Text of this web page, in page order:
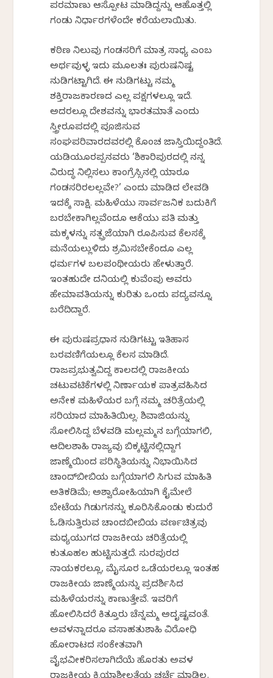
ಪರಮಾಣು ಆಸ್ಪೋಟ ಮಾಡಿದ್ದನ್ನು ಆಹೊತ್ತಲ್ಲಿ
ಗಂಡು ನಿರ್ಧಾರಗಳೆಂದೇ ಕರೆಯಲಾಯಿತು.
ಕಠಿಣ ನಿಲುವು ಗಂಡಸರಿಗೆ ಮಾತ್ರ ಸಾಧ್ಯ ಎಂಬ
ಅರ್ಥವುಳ್ಳ ಇದು ಮೂಲತಃ ಪುರುಷನಿಷ್ಟ
ನುಡಿಗಟ್ಟಾಗಿದೆ. ಈ ನುಡಿಗಟ್ಟು ನಮ್ಮ
ಶಕ್ತಿರಾಜಕಾರಣದ ಎಲ್ಲ ಪಕ್ಷಗಳಲ್ಲೂ ಇದೆ.
ಅದರಲ್ಲೂ ದೇಶವನ್ನು ಭಾರತಮಾತೆ ಎಂದು
ಸ್ತ್ರೀರೂಪದಲ್ಲಿ ಪೂಜಿಸುವ
ಸಂಘಪರಿವಾರದವರಲ್ಲಿ ಕೊಂಚ ಜಾಸ್ತಿಯಿದ್ದಂತಿದೆ.
ಯಡಿಯೂರಪ್ಪನವರು ‘ಶಿಕಾರಿಪುರದಲ್ಲಿ ನನ್ನ
ವಿರುದ್ಧ ನಿಲ್ಲಿಸಲು ಕಾಂಗ್ರೆಸ್ಸಿನಲ್ಲಿ ಯಾರೂ
ಗಂಡಸರಿರಲಲ್ಲವೇ?’ ಎಂದು ಮಾಡಿದ ಲೇವಡಿ
ಇದಕ್ಕೆ ಸಾಕ್ಷಿ. ಮಹಿಳೆಯು ಸಾರ್ವಜನಿಕ ಬದುಕಿಗೆ
ಬರಬೇಕಾಗಿಲ್ಲವೆಂದೂ ಆಕೆಯು ಪತಿ ಮತ್ತು
ಮಕ್ಕಳನ್ನು ಸತ್ಪ್ರಜೆಯಾಗಿ ರೂಪಿಸುವ ಕೆಲಸಕ್ಕೆ
ಮನೆಯಲ್ಲುಳಿದು ಶ್ರಮಿಸಬೇಕೆಂದೂ ಎಲ್ಲ
ಧರ್ಮಗಳ ಬಲಪಂಥೀಯರು ಹೇಳುತ್ತಾರೆ.
ಇಂತಹುದೇ ದನಿಯಲ್ಲಿ ಕುವೆಂಪು ಅವರು
ಹೇಮಾವತಿಯನ್ನು ಕುರಿತು ಒಂದು ಪದ್ಯವನ್ನೂ
ಬರೆದಿದ್ದಾರೆ.
ಈ ಪುರುಷಪ್ರಧಾನ ನುಡಿಗಟ್ಟು ಇತಿಹಾಸ
ಬರವಣಿಗೆಯಲ್ಲೂ ಕೆಲಸ ಮಾಡಿದೆ.
ರಾಜಪ್ರಭುತ್ವವಿದ್ದ ಕಾಲದಲ್ಲಿ ರಾಜಕೀಯ
ಚಟುವಟಿಕೆಗಳಲ್ಲಿ ನಿರ್ಣಾಯಕ ಪಾತ್ರವಹಿಸಿದ
ಅನೇಕ ಮಹಿಳೆಯರ ಬಗ್ಗೆ ನಮ್ಮ ಚರಿತ್ರೆಯಲ್ಲಿ
ಸರಿಯಾದ ಮಾಹಿತಿಯಿಲ್ಲ. ಶಿವಾಜಿಯನ್ನು
ಸೋಲಿಸಿದ್ದ ಬೆಳವಡಿ ಮಲ್ಲಮ್ಮನ ಬಗ್ಗೆಯಾಗಲಿ,
ಆದಿಲಶಾಹಿ ರಾಜ್ಯವು ಬಿಕ್ಕಟ್ಟಿನಲ್ಲಿದ್ದಾಗ
ಜಾಣ್ಮೆಯಿಂದ ಪರಿಸ್ಥಿತಿಯನ್ನು ನಿಭಾಯಿಸಿದ
ಚಾಂದ್‌ಬೀಬಿಯ ಬಗ್ಗೆಯಾಗಲಿ ಸಿಗುವ ಮಾಹಿತಿ
ಅತಿಕಡಿಮೆ; ಅಶ್ವಾರೋಹಿಯಾಗಿ ಕೈಮೇಲೆ
ಬೇಟೆಯ ಗಿಡುಗನನ್ನು ಕೂರಿಸಿಕೊಂಡು ಕುದುರೆ
ಓಡಿಸುತ್ತಿರುವ ಚಾಂದಬೀಬಿಯ ವರ್ಣಚಿತ್ರವು
ಮಧ್ಯಯುಗದ ರಾಜಕೀಯ ಚರಿತ್ರೆಯಲ್ಲಿ
ಕುತೂಹಲ ಹುಟ್ಟಿಸುತ್ತದೆ. ಸುರಪುರದ
ನಾಯಕರಲ್ಲೂ, ಮೈಸೂರ ಒಡೆಯರಲ್ಲೂ ಇಂತಹ
ರಾಜಕೀಯ ಜಾಣ್ಮೆಯನ್ನು ಪ್ರದರ್ಶಿಸಿದ
ಮಹಿಳೆಯರನ್ನು ಕಾಣುತ್ತೇವೆ. ಇವರಿಗೆ
ಹೋಲಿಸಿದರೆ ಕಿತ್ತೂರು ಚೆನ್ನಮ್ಮ ಅದೃಷ್ಟವಂತೆ.
ಅವಳನ್ನಾದರೂ ವಸಾಹತುಶಾಹಿ ವಿರೋಧಿ
ಹೋರಾಟದ ಸಂಕೇತವಾಗಿ
ವೈಭವೀಕರಿಸಲಾಗಿದೆಯೆ ಹೊರತು ಅವಳ